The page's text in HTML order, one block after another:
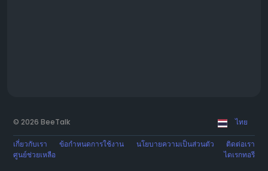
© 2026 BeeTalk ไทย
เกี่ยวกับเรา ข้อกำหนดการใช้งาน นโยบายความเป็นส่วนตัว
ติดต่อเรา
ศูนย์ช่วยเหลือ
ไดเรกทอรี